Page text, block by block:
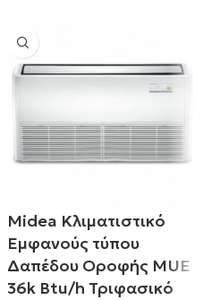
Midea Κλιματιστικό
Εμφανούς τύπου
Δαπέδου Οροφής MUE
36k Btu/h Τριφασικό